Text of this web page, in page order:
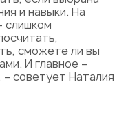
и навыки. На
слишком
сможете ли вы
И главное –
советует Наталия